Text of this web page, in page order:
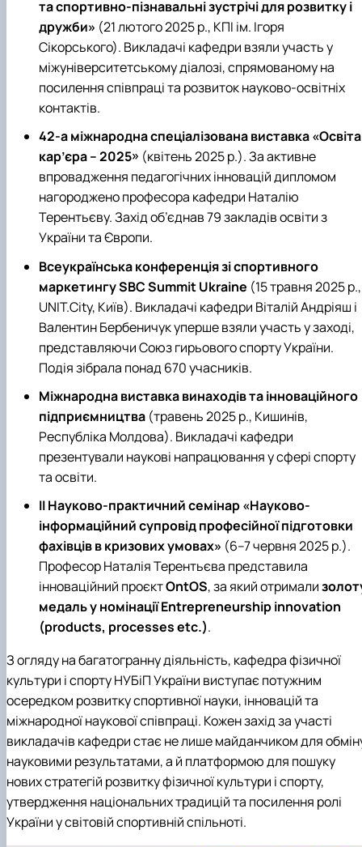
та спортивно-пізнавальні зустрічі для розвитку і
дружби» (21 лютого 2025 р., КПІ ім. Ігоря
Сікорського). Викладачі кафедри взяли участь у
міжуніверситетському діалозі, спрямованому на
посилення співпраці та розвиток науково-освітніх
контактів.
42-а міжнародна спеціалізована виставка «Освіта
кар’єра – 2025» (квітень 2025 р.). За активне
впровадження педагогічних інновацій дипломом
нагороджено професора кафедри Наталію
Терентьєву. Захід об’єднав 79 закладів освіти з
України та Європи.
Всеукраїнська конференція зі спортивного
маркетингу SBC Summit Ukraine (15 травня 2025 р.,
UNIT.City, Київ). Викладачі кафедри Віталій Андріяш і
Валентин Бербеничук уперше взяли участь у заході,
представляючи Союз гирьового спорту України.
Подія зібрала понад 670 учасників.
Міжнародна виставка винаходів та інноваційного
підприємництва (травень 2025 р., Кишинів,
Республіка Молдова). Викладачі кафедри
презентували наукові напрацювання у сфері спорту
та освіти.
ІІ Науково-практичний семінар «Науково-
інформаційний супровід професійної підготовки
фахівців в кризових умовах» (6–7 червня 2025 р.).
Професор Наталія Терентьєва представила
інноваційний проєктOntOS, за який отримали
медаль у номінації Entrepreneurship innovation
(products, processes etc.).
З огляду на багатогранну діяльність, кафедра фізичної
культури і спорту НУБіП України виступає потужним
осередком розвитку спортивної науки, інновацій та
міжнародної наукової співпраці. Кожен захід за участі
викладачів кафедри стає не лише майданчиком для
науковими результатами, а й платформою для пошуку
нових стратегій розвитку фізичної культури і спорту,
утвердження національних традицій та посилення ролі
України у світовій спортивній спільноті.